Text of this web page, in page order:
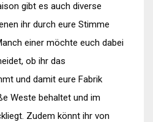
gibt es auch diverse
ihr durch eure Stimme
einer möchte euch dabei
ob ihr das
und damit eure Fabrik
Weste behaltet und im
Zudem könnt ihr von